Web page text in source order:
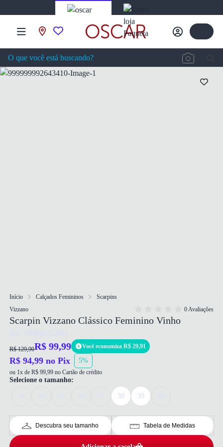
Início Calçados Femininos
Scarpins
Vizzano
0 Avaliações
Scarpin Vizzano Clássico Feminino Vinho
Ref: 7909641723411
R$ 129,90R$ 99,99 Você economiza R$ 29,91
R$ 94,99 no Pix 5%
ou 1x de R$ 99,99 no Cartão de crédito
Selecione o tamanho:
38 39
Descubra seu tamanho Tabela de Medidas